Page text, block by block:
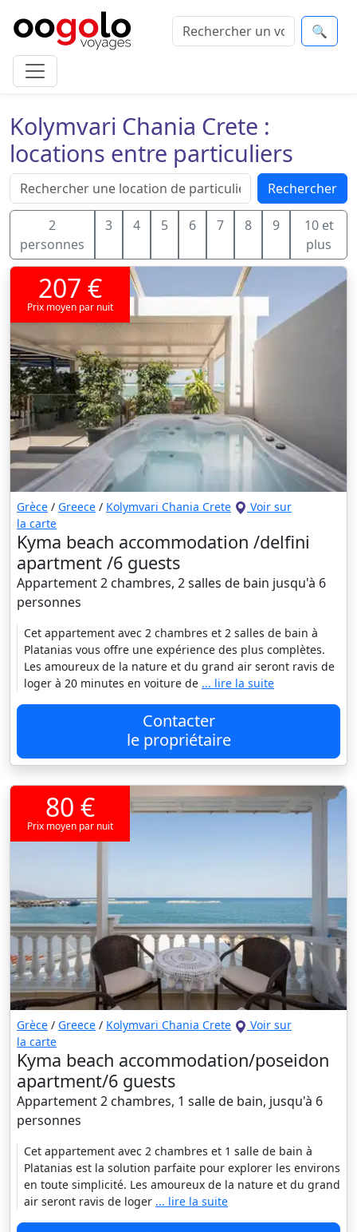
🔍
Kolymvari Chania Crete :
locations entre particuliers
Rechercher
2
personnes
3 4 5 6 7 8 9
10 et
plus
207 €
Prix moyen par nuit
Grèce / Greece / Kolymvari Chania Crete
Voir sur
la carte
Kyma beach accommodation /delfini
apartment /6 guests
Appartement 2 chambres, 2 salles de bain jusqu'à 6
personnes
Cet appartement avec 2 chambres et 2 salles de bain à
Platanias vous offre une expérience des plus complètes.
Les amoureux de la nature et du grand air seront ravis de
loger à 20 minutes en voiture de ... lire la suite
Contacter
le propriétaire
80 €
Prix moyen par nuit
Grèce / Greece / Kolymvari Chania Crete
Voir sur
la carte
Kyma beach accommodation/poseidon
apartment/6 guests
Appartement 2 chambres, 1 salle de bain, jusqu'à 6
personnes
Cet appartement avec 2 chambres et 1 salle de bain à
Platanias est la solution parfaite pour explorer les environs
en toute simplicité. Les amoureux de la nature et du grand
air seront ravis de loger ... lire la suite